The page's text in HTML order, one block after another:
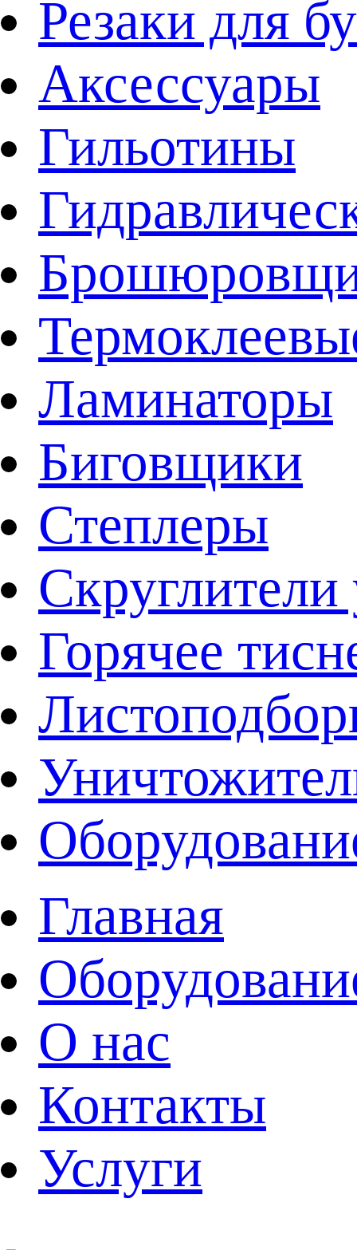
Резаки для
Аксессуары
Гильотины
Ламинаторы
Биговщики
Степлеры
Горячее
Главная
О нас
Контакты
Услуги